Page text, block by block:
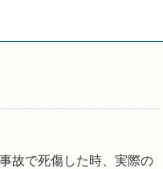
故で死傷した時、実際の